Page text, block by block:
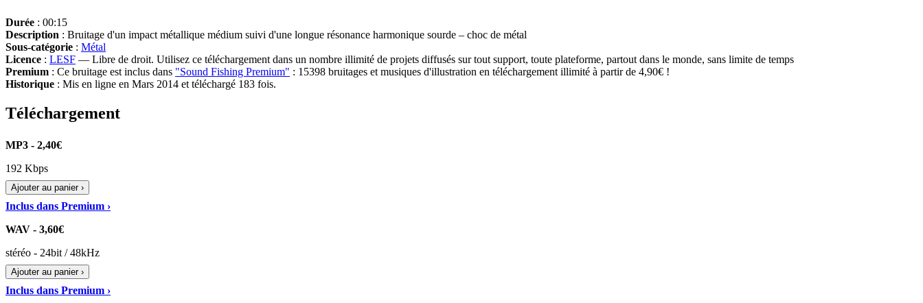
Durée : 00:15
Description : Bruitage d'un impact métallique médium suivi d'une longue résonance harmonique sourde – choc de métal
Sous-catégorie : Métal
Licence : LESF — Libre de droit. Utilisez ce téléchargement dans un nombre illimité de projets diffusés sur tout support, toute plateforme, partout dans le monde, sans limite de temps
Premium : Ce bruitage est inclus dans "Sound Fishing Premium" : 15398 bruitages et musiques d'illustration en téléchargement illimité à partir de 4,90€ !
Historique : Mis en ligne en Mars 2014 et téléchargé 183 fois.
Téléchargement
MP3 - 2,40€
192 Kbps
Ajouter au panier ›
Inclus dans Premium ›
WAV - 3,60€
stéréo - 24bit / 48kHz
Ajouter au panier ›
Inclus dans Premium ›